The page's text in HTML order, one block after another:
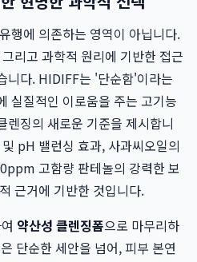
행에 의존하는 영역이 아닙니다.
리고 과학적 원리에 기반한 접근
니다. HIDIFF는 '단순함'이라는
실질적인 이로움을 주는 고기능
렌징의 새로운 기준을 제시합니
pH 밸런싱 효과, 사과씨오일의
고함량 판테놀의 강력한 보
근거에 기반한 것입니다.
약산성 클렌징폼으로 마무리하
단순한 세안을 넘어, 피부 본연